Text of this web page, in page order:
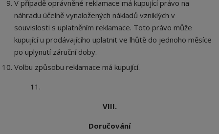
V případě oprávněné reklamace má kupující právo na
náhradu účelně vynaložených nákladů vzniklých v
souvislosti s uplatněním reklamace. Toto právo může
kupující u prodávajícího uplatnit ve lhůtě do jednoho měsíce
po uplynutí záruční doby.
Volbu způsobu reklamace má kupující.
11.
VIII.
Doručování